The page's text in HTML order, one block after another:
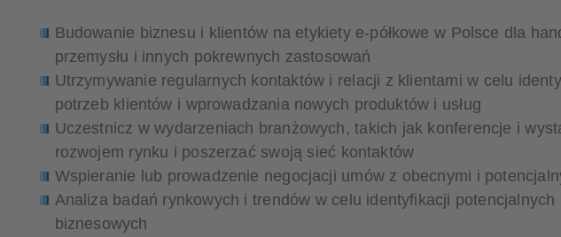
Budowanie biznesu i klientów na etykiety e-półkowe w Polsce dla
przemysłu i innych pokrewnych zastosowań
Utrzymywanie regularnych kontaktów i relacji z klientami w celu
potrzeb klientów i wprowadzania nowych produktów i usług
Uczestnicz w wydarzeniach branżowych, takich jak konferencje i
rozwojem rynku i poszerzać swoją sieć kontaktów
Wspieranie lub prowadzenie negocjacji umów z obecnymi i
Analiza badań rynkowych i trendów w celu identyfikacji
biznesowych